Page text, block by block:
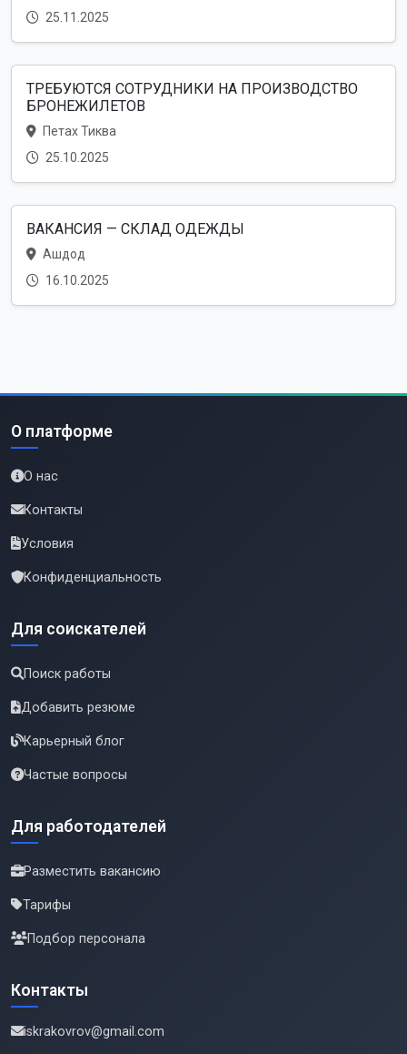
25.11.2025
ТРЕБУЮТСЯ СОТРУДНИКИ НА ПРОИЗВОДСТВО
БРОНЕЖИЛЕТОВ
Петах Тиква
25.10.2025
ВАКАНСИЯ — СКЛАД ОДЕЖДЫ
Ашдод
16.10.2025
О платформе
О нас
Контакты
Условия
Конфиденциальность
Для соискателей
Поиск работы
Добавить резюме
Карьерный блог
Частые вопросы
Для работодателей
Разместить вакансию
Тарифы
Подбор персонала
Контакты
iskrakovrov@gmail.com